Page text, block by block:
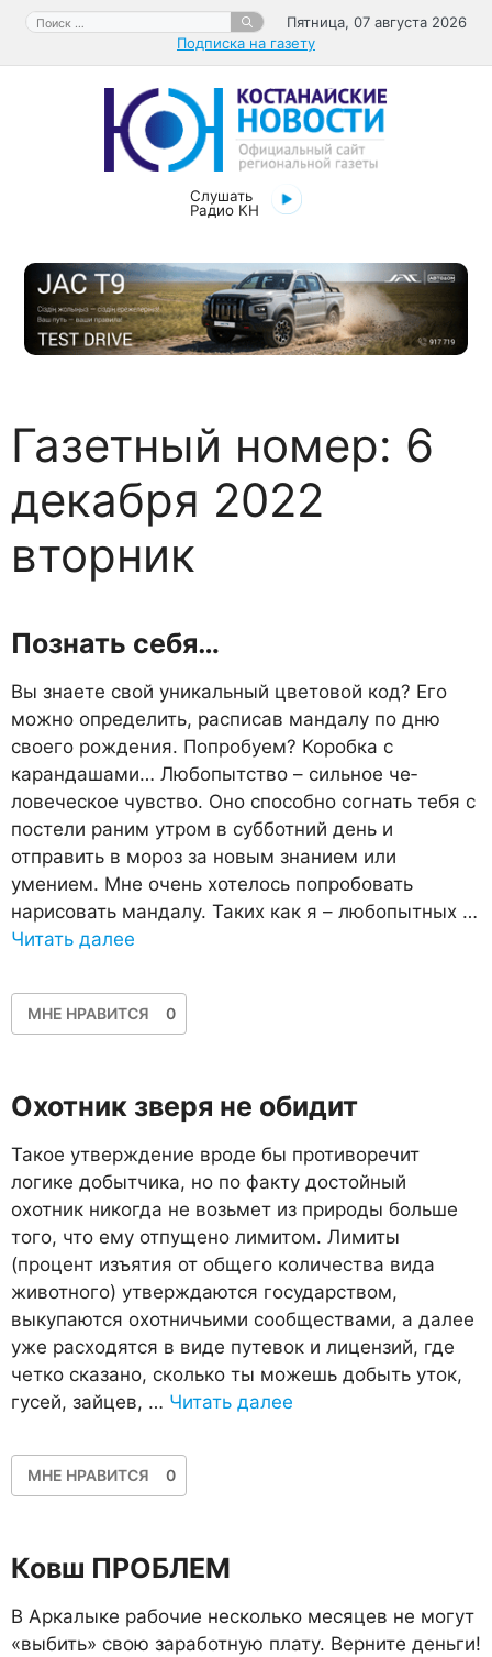
Перейти
содержимому
Поиск:
Пятница, 07 августа 2026
Подписка на газету
Слушать
Радио КН
Газетный номер: 6
декабря 2022
вторник
Познать себя…
Вы знаете свой уникальный цветовой код? Его
можно определить, расписав мандалу по дню
своего рождения. Попробуем? Коробка с
карандашами… Любопытство – сильное че­
ловеческое чувство. Оно спо­собно согнать тебя с
постели раним утром в субботний день и
отправить в мороз за новым знанием или
умением. Мне очень хотелось попробовать
нарисовать мандалу. Таких как я – любопытных …
Читать далее
МНЕ НРАВИТСЯ 0
Охотник зверя не обидит
Такое утверждение вроде бы противоречит
логике добытчика, но по факту достойный
охотник никогда не возьмет из природы больше
того, что ему отпущено лимитом. Лимиты
(процент изъятия от общего количества вида
животного) утверждаются государством,
выкупаются охотничьими сообществами, а далее
уже расходятся в виде путевок и лицензий, где
четко сказано, сколько ты можешь добыть уток,
гусей, зайцев, … Читать далее
МНЕ НРАВИТСЯ 0
Ковш ПРОБЛЕМ
В Аркалыке рабочие несколько месяцев не могут
«выбить» свою заработную плату. Верните деньги!